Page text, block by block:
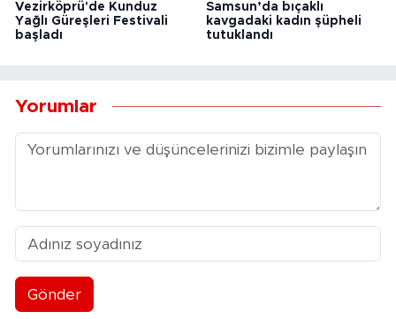
Vezirköprü'de Kunduz
Yağlı Güreşleri Festivali
başladı
Samsun’da bıçaklı
kavgadaki kadın şüpheli
tutuklandı
Yorumlar
Gönder